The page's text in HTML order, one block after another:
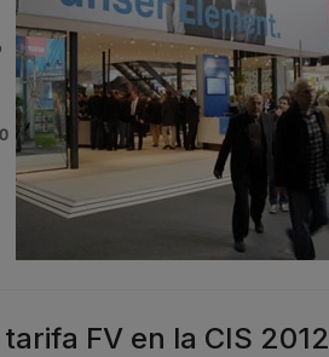
FV en la CIS 2012